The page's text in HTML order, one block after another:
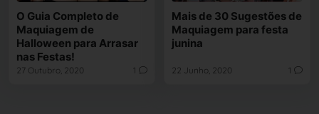
O Guia Completo de
Maquiagem de
Halloween para Arrasar
nas Festas!
27 Outubro, 2020 1
Mais de 30 Sugestões de
Maquiagem para festa
junina
22 Junho, 2020 1